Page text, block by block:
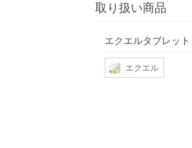
取り扱い商品
エクエルタブレット
エクエル